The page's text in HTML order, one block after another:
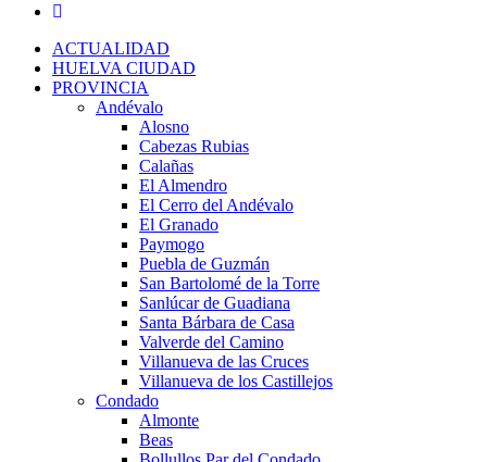
ACTUALIDAD
HUELVA CIUDAD
PROVINCIA
Andévalo
Alosno
Cabezas Rubias
Calañas
El Almendro
El Cerro del Andévalo
El Granado
Paymogo
Puebla de Guzmán
San Bartolomé de la Torre
Sanlúcar de Guadiana
Santa Bárbara de Casa
Valverde del Camino
Villanueva de las Cruces
Villanueva de los Castillejos
Condado
Almonte
Beas